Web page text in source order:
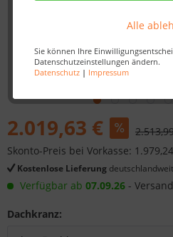
Alle
Sie können Ihre
Datenschutzeinstellungen ändern.
Datenschutz| Impressum
2.019,63 €
Skonto-Preis bei Vorkasse:
Kostenlose Lieferung
Verfügbar ab 07.09.26 -
Dachkranz: